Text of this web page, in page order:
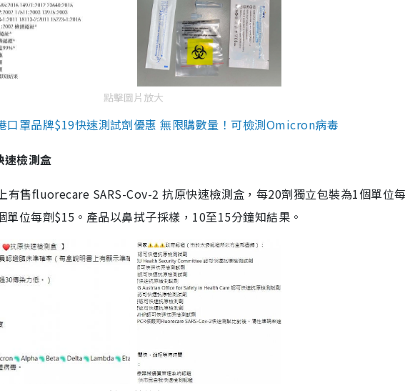
點擊圖片放大
口罩品牌$19快速測試劑優惠 無限購數量！可檢測Omicron病毒
檢測盒
有售fluorecare SARS-Cov-2 抗原快速檢測盒，每20劑獨立包裝為1個單位
位每劑$15。產品以鼻拭子採樣，10至15分鐘知結果。